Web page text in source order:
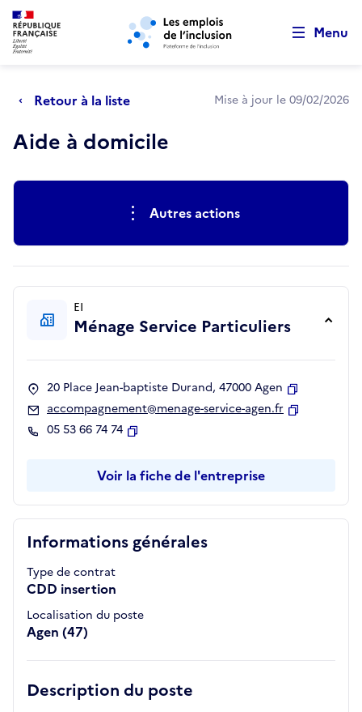
Aller au menu principal Aller au contenu principal
Menu
Retour à la liste Mise à jour le 09/02/2026
Aide à domicile
Actions rapidesAutres actions
Informations générales
Type de contrat
CDD insertion
Localisation du poste
Agen (47)
Description du poste
EI
Ménage Service Particuliers
20 Place Jean-baptiste Durand, 47000 Agen
Copier
accompagnement@menage-service-agen.fr
05 53 66 74 74
Voir la fiche de l'entreprise
Retour au début de la page
Panneau de gestion des cookies